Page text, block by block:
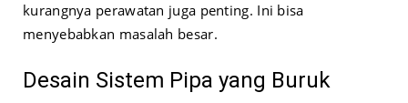
kurangnya perawatan juga penting. Ini bisa
menyebabkan masalah besar.
Desain Sistem Pipa yang Buruk